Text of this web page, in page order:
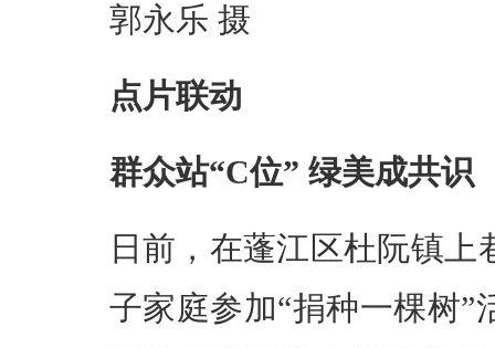
郭永乐 摄
点片联动
群众站“C位” 绿美成共识
日前，在蓬江区杜阮镇
子家庭参加“捐种一棵树